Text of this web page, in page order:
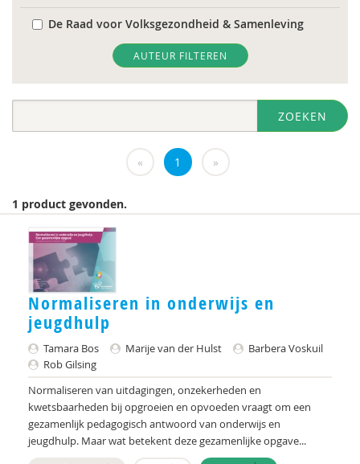
De Raad voor Volksgezondheid & Samenleving
diversen
Evelyne Offerman
Inspectie van het Onderwijs
J.Zevalkink
Judith Conijn
KBA Nijmegen
KNMG
Landelijk Kenniscentrum LVB
M.D
Marga
AUTEUR FILTEREN
ZOEKEN
« 1 »
1 product gevonden.
Normaliseren in onderwijs en
jeugdhulp
Tamara Bos Marije van der Hulst
Barbera Voskuil
Rob Gilsing
Normaliseren van uitdagingen, onzekerheden en
kwetsbaarheden bij opgroeien en opvoeden vraagt om een
gezamenlijk pedagogisch antwoord van onderwijs en
jeugdhulp. Maar wat betekent deze gezamenlijke opgave...